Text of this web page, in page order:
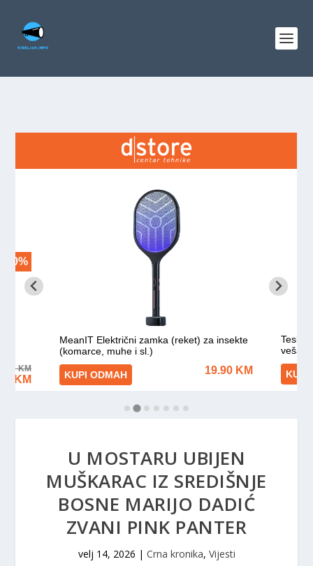
U MOSTARU UBIJEN
MUŠKARAC IZ SREDIŠNJE
BOSNE MARIJO DADIĆ
ZVANI PINK PANTER
velj 14, 2026 | Crna kronika, Vijesti